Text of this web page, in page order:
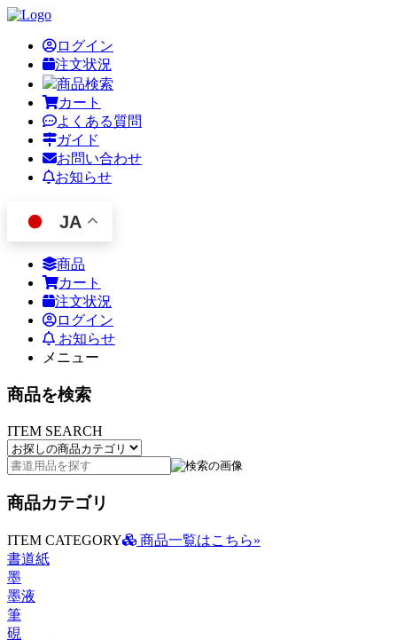
ログイン
注文状況
商品検索
カート
よくある質問
ガイド
お問い合わせ
お知らせ
JA
商品
カート
注文状況
ログイン
お知らせ
メニュー
商品を検索
ITEM SEARCH
商品カテゴリ
ITEM CATEGORY
商品一覧はこちら»
書道紙
墨
墨液
筆
硯